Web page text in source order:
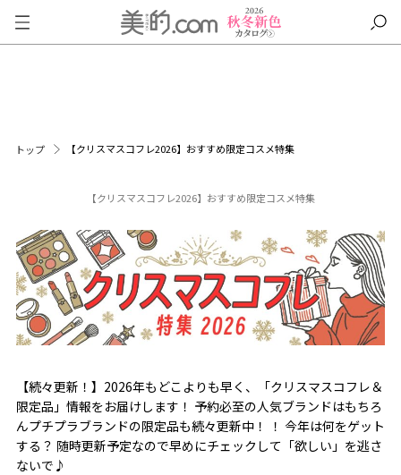
トップ 【クリスマスコフレ2026】おすすめ限定コスメ特集
【クリスマスコフレ2026】おすすめ限定コスメ特集
【続々更新！】2026年もどこよりも早く、「クリスマスコフレ＆
限定品」情報をお届けします！ 予約必至の人気ブランドはもちろ
んプチプラブランドの限定品も続々更新中！ ！ 今年は何をゲット
する？ 随時更新予定なので早めにチェックして「欲しい」を逃さ
ないで♪